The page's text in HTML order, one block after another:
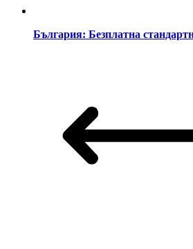
България: Безплатна